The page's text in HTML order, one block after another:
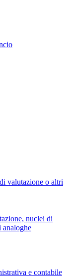
valutazione o altri
nuclei di
e contabile